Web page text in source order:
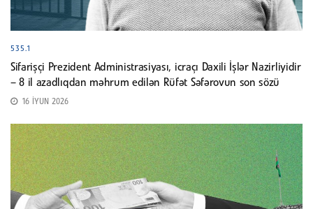
535.1
Sifarişçi Prezident Administrasiyası, icraçı Daxili İşlər Nazirliyidir
– 8 il azadlıqdan məhrum edilən Rüfət Səfərovun son sözü
16 İYUN 2026